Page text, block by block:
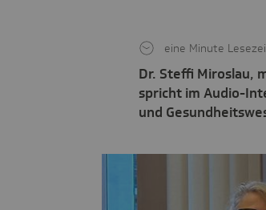
Dr. Steffi Miroslau,
spricht im Audio-
und
eine Minute